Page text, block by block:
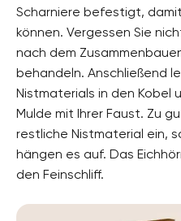
Scharniere befestigt,
können. Vergessen Sie
nach dem
behandeln. Anschließend
Nistmaterials in den Kobel
Mulde mit Ihrer Faust. Zu
restliche Nistmaterial ein,
hängen es auf. Das
den Feinschliff.